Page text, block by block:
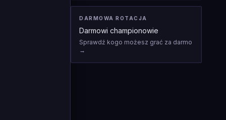
DARMOWA ROTACJA
Darmowi championowie
Sprawdź kogo możesz grać za darmo
→